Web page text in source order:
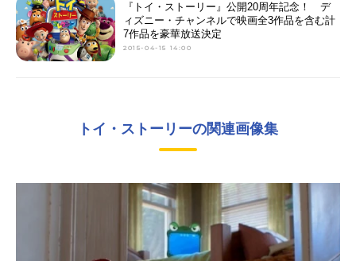
『トイ・ストーリー』公開20周年記念！ デ
ィズニー・チャンネルで映画全3作品を含む計
7作品を豪華放送決定
2015-04-15 14:00
トイ・ストーリーの関連画像集